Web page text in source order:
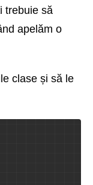
trebuie să
apelăm o
clase și să le